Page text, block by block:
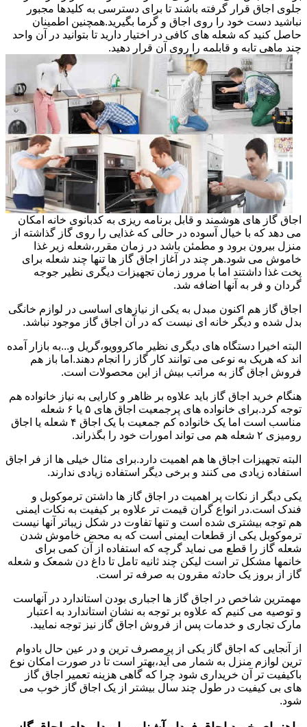
جلوی اجاق قرار گرفته باشند تا برای دسترسی به کلیدها مجبور
نباشید دست خود را روی اجاق و گرما بگیرید.همچنین اطمینان
حاصل کنید که شعله های کافی در اختیار دارید تا بتوانید در آن واحد
چند ماهی تابه و قابلمه را روی آن قرار دهید.
اجاق گاز های هوشمند و قابل برنامه ریزی به کدبانوی خانه امکان
می دهد که با خیال آسوده در حالی که غذایی را روی گاز گذاشته از
منزل بیرون برود و مطمئن باشد در زمان مقرر،شعله زیر غذا
خاموش می شود.هر چند در آغاز اجاق گاز ها تنها چند شعله برای
پخت غذا داشتند اما با مرور زمان تجهیزات دیگری نظیر جوجه
گردان و فر به آنها اضافه شد.
اجاق گاز هم اکنون مبدل به یکی از نیازهای اساسی در لوازم خانگی
بدل شده و دیگر خانه ای نیست که در آن اجاق گاز موجود نباشد.
البته اخیرا دستگاه های دیگری نظیر ماکروویو،گریل و...به بازار آمده
اند که هریک به نوعی می توانند کار گاز را انجام دهند.اما باز هم
فروش اجاق گاز به مراتب بیش از این محصولات است.
هنگام خرید اجاق گاز باید علاوه بر ظاهر و کارایی به نیاز خانواده هم
توجه کرد.برای خانواده های پرجمعیت اجاق های ۵ یا ۶ شعله
مناسب است اما یک خانواده کم جمعیت با یک اجاق ۴ شعله یا اجاق
رومیزی ۲ شعله هم می تواند امورات خود را بگذراند.
البته تجهیزات اجاق ها هم اهمیت دارد.برای مثال خیلی ها از فر اجاق
استفاده زیادی می کنند و برخی دیگر استفاده زیادی ندارند.
یکی دیگر از نکات پر اهمیت در اجاق گاز ها داشتن ترموکوبل و
فندک است.در انواع گران قیمت تر علاوه بر کیفیت به نکات ایمنی
هم توجه بیشتری شده است و تنها تفاوت در شکل زیباتر آنها نیست
ترموکوبل یکی از قطعات ایمنی است که به محض خاموش شدن
شعله گاز را قطع می نماید گرچه که استفاده از آن کمی برای
خانمها مشکل تر است لیکن چند ثانیه تامل تا داغ دن شمعک و شعله
گاز از بروز یک حادثه مقرون به صرفه تر است.
مهمترین شاخص در اجاق گاز ها اجباری بودن استاندارد در آنهاست
و توصیه می کنیم که علاوه بر توجه به نشان استاندارد به اعتبار
مارک تجاری و خدمات پس از فروش اجاق گاز نیز توجه نمایید.
از آنجایی که اجاق گاز یکی از پرمصرف ترین و در عین حال بادوام
ترین لوازم منزل به شمار می آید،بهتر است تا در صورت امکان نوع
باکیفیت تر آن خریداری شود چرا که گاهی هزینه تعمیر اجاق گاز
های بی کیفیت در طول چند سال بیشتر از یک اجاق گاز خوب می
شود.